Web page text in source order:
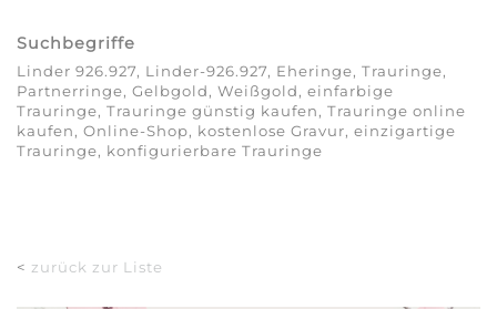
Suchbegriffe
Linder 926.927, Linder-926.927, Eheringe, Trauringe,
Partnerringe, Gelbgold, Weißgold, einfarbige
Trauringe, Trauringe günstig kaufen, Trauringe online
kaufen, Online-Shop, kostenlose Gravur, einzigartige
Trauringe, konfigurierbare Trauringe
< zurück zur Liste